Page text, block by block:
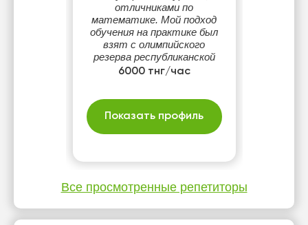
отличниками по
математике. Мой подход
обучения на практике был
взят с олимпийского
резерва республиканской
физико-математической
6000 тнг/час
Показать профиль
Все просмотренные репетиторы